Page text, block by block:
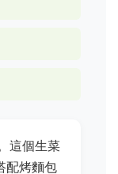
這個生菜
配烤麵包